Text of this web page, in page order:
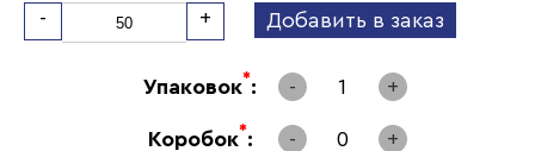
-
+ Добавить в заказ
Упаковок*: - 1 +
Коробок*: - 0 +